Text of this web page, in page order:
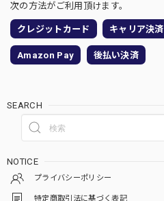
次の方法がご利用頂けます。
クレジットカード キャリア決済
Amazon Pay 後払い決済
SEARCH
NOTICE
プライバシーポリシー
特定商取引法に基づく表記